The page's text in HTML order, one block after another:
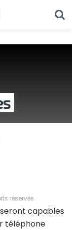
réservés
seront capables
téléphone